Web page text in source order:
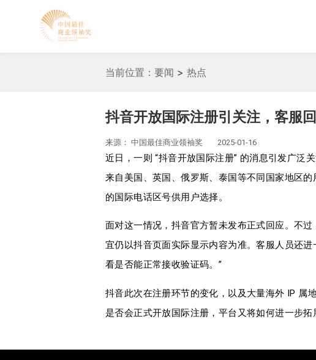
当前位置： 要闻 > 热点
抖音开放国际注册引关注，客服
来源： 中国最佳商业领袖奖 2025-01-16
近日，一则 “抖音开放国际注册” 的消息引发广泛
来自美国、英国、俄罗斯、泰国等不同国家地区
的国际电话区号供用户选择。
面对这一情况，抖音官方暂未发布正式回应。不
宜仍以抖音页面实际显示内容为准。客服人员还
看是否能正常接收验证码。”
抖音此次在注册环节的变化，以及大量海外 IP 属
是否会正式开放国际注册，平台又将如何进一步拓